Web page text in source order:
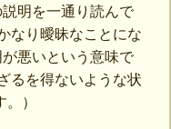
明を一通り読んで
なり曖昧なことにな
悪いという意味で
るを得ないような状
）